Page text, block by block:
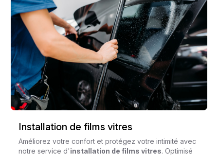
Installation de films vitres
Améliorez votre confort et protégez votre intimité avec
notre service d'installation de films vitres. Optimisé